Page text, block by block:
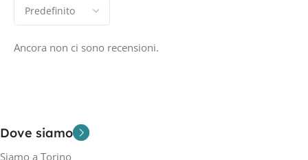
Ancora non ci sono recensioni.
Dove siamo
Siamo a Torino